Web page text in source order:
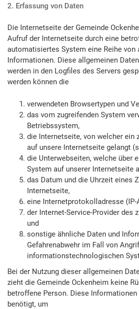
2. Erfassung von Daten
Die Internetseite der Gemeinde
Aufruf der Internetseite durch eine
automatisiertes System eine Reihe von
Informationen. Diese allgemeinen
werden in den Logfiles des Servers
werden können die
verwendeten Browsertypen und
das vom zugreifenden System
Betriebssystem,
die Internetseite, von welcher ein
auf unsere Internetseite gelangt
die Unterwebseiten, welche über
System auf unserer Internetseite
das Datum und die Uhrzeit eines
Internetseite,
eine Internetprotokolladresse (IP-
der Internet-Service-Provider des
und
sonstige ähnliche Daten und
Gefahrenabwehr im Fall von
informationstechnologischen
Bei der Nutzung dieser allgemeinen
zieht die Gemeinde Ockenheim keine
betroffene Person. Diese
benötigt, um